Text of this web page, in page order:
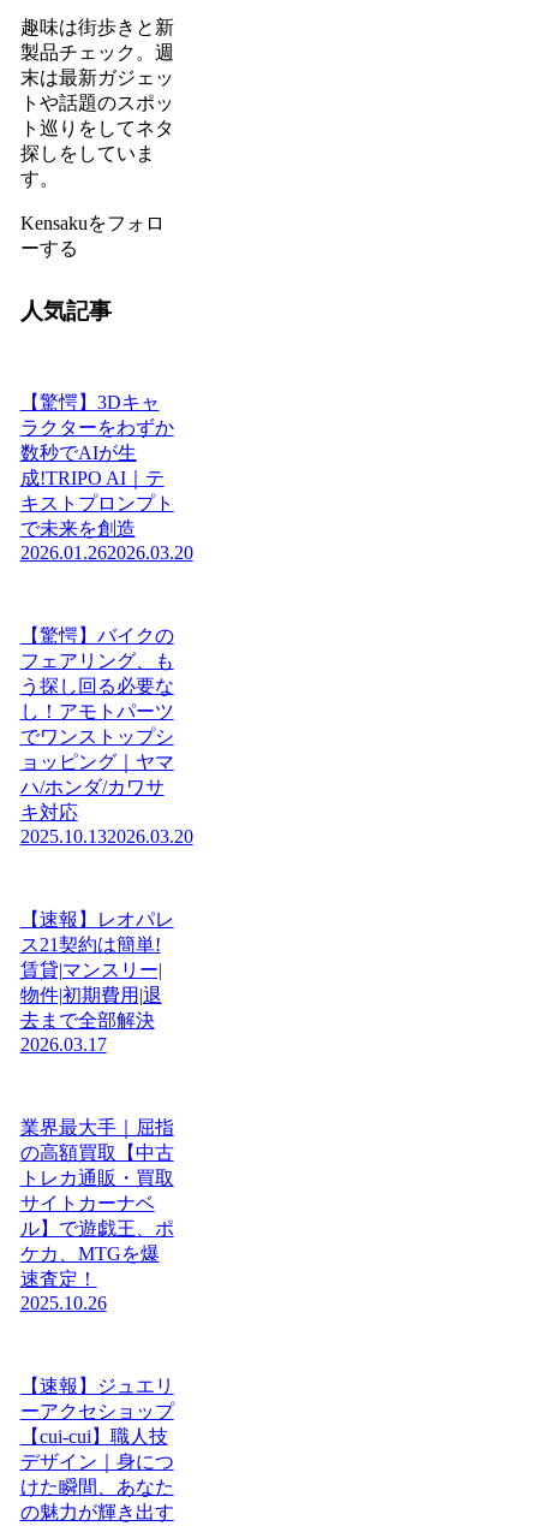
趣味は街歩きと新
製品チェック。週
末は最新ガジェッ
トや話題のスポッ
ト巡りをしてネタ
探しをしていま
す。
Kensakuをフォロ
ーする
人気記事
【驚愕】3Dキャ
ラクターをわずか
数秒でAIが生
成!TRIPO AI｜テ
キストプロンプト
で未来を創造
2026.01.262026.03.20
【驚愕】バイクの
フェアリング、も
う探し回る必要な
し！アモトパーツ
でワンストップシ
ョッピング｜ヤマ
ハ/ホンダ/カワサ
キ対応
2025.10.132026.03.20
【速報】レオパレ
ス21契約は簡単!
賃貸|マンスリー|
物件|初期費用|退
去まで全部解決
2026.03.17
業界最大手｜屈指
の高額買取【中古
トレカ通販・買取
サイトカーナベ
ル】で遊戯王、ポ
ケカ、MTGを爆
速査定！
2025.10.26
【速報】ジュエリ
ーアクセショップ
【cui-cui】職人技
デザイン｜身につ
けた瞬間、あなた
の魅力が輝き出す